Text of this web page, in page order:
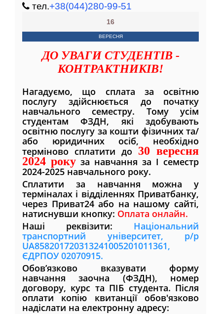
тел.+38(044)280-99-51
16
ВЕРЕСНЯ
ДО УВАГИ СТУДЕНТІВ -
КОНТРАКТНИКІВ!
Нагадуємо, що сплата за освітню
послугу здійснюється до початку
навчального семестру. Тому усім
студентам ФЗДН, які здобувають
освітню послугу за кошти фізичних та/
або юридичних осіб, необхідно
терміново сплатити до 30 вересня
2024 року за навчання за I семестр
2024-2025 навчального року.
Сплатити за навчання можна у
терміналах і відділеннях Приватбанку,
через Приват24 або на нашому сайті,
натиснувши кнопку: Оплата онлайн.
Наші реквізити: Національний
транспортний університет, р/р
UA858201720313241005201011361,
ЄДРПОУ 02070915.
Обов’язково вказувати форму
навчання заочна (ФЗДН), номер
договору, курс та ПІБ студента. Після
оплати копію квитанції обов'язково
надіслати на електронну адресу: